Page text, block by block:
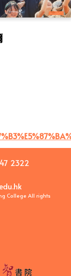
2322
College All rights